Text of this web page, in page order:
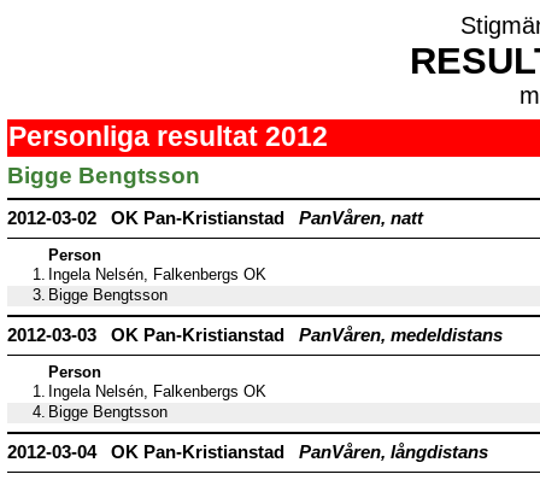
Personliga resultat 2012
Bigge Bengtsson
2012-03-02 OK Pan-Kristianstad PanVåren, natt
Person
1. Ingela Nelsén, Falkenbergs OK
3. Bigge Bengtsson
2012-03-03 OK Pan-Kristianstad PanVåren, medeldistans
Person
1. Ingela Nelsén, Falkenbergs OK
4. Bigge Bengtsson
2012-03-04 OK Pan-Kristianstad PanVåren, långdistans